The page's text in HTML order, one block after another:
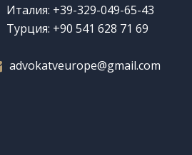
Италия: +39-329-049-65-43
Турция: +90 541 628 71 69
advokatveurope@gmail.com